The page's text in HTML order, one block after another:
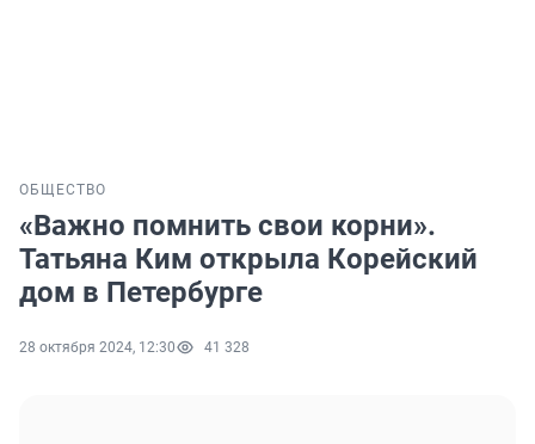
ОБЩЕСТВО
«Важно помнить свои корни».
Татьяна Ким открыла Корейский
дом в Петербурге
28 октября 2024, 12:30 41 328